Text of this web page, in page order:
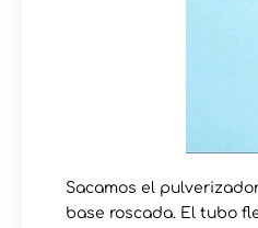
Sacamos el
base roscada. El tubo